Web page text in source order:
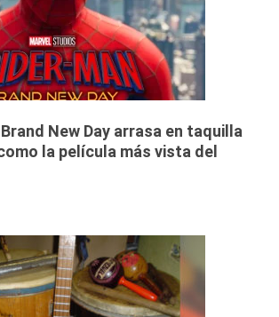
New Day arrasa en taquilla
la película más vista del